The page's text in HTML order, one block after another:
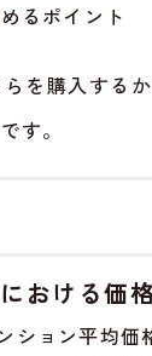
るポイント
を購入する
す。
おける価
ション平均価